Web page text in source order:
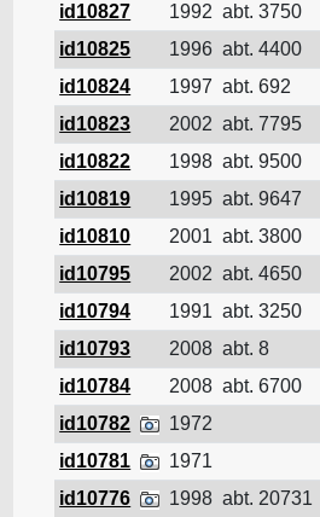
id10827
1992 abt. 3750
id10825
1996 abt. 4400
id10824
1997 abt. 692
id10823
2002 abt. 7795
id10822
1998 abt. 9500
id10819
1995 abt. 9647
id10810
2001 abt. 3800
id10795
2002 abt. 4650
id10794
1991 abt. 3250
id10793
2008 abt. 8
id10784
2008 abt. 6700
id10782
1972
id10781
1971
id10776
1998 abt. 20731